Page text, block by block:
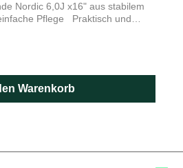
6,0J x16" aus stabilem
umfangreich qualitätsgetestetem
Warenkorb